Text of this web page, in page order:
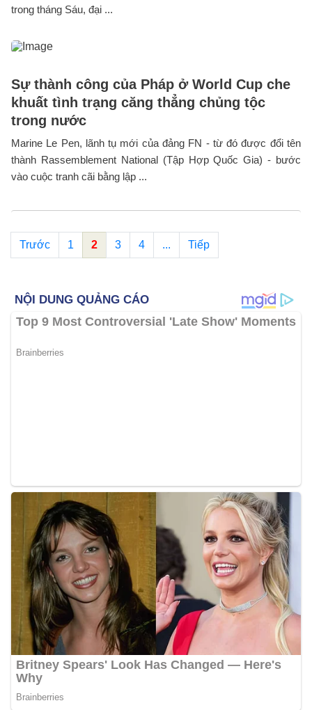
trong tháng Sáu, đại ...
Sự thành công của Pháp ở World Cup che
khuất tình trạng căng thẳng chủng tộc
trong nước
Marine Le Pen, lãnh tụ mới của đảng FN - từ đó được đổi tên
thành Rassemblement National (Tập Hợp Quốc Gia) - bước
vào cuộc tranh cãi bằng lập ...
Trước 1 2 3 4 ... Tiếp